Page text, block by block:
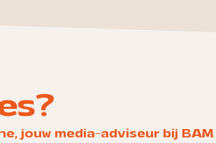
jouw media-adviseur bij BAM